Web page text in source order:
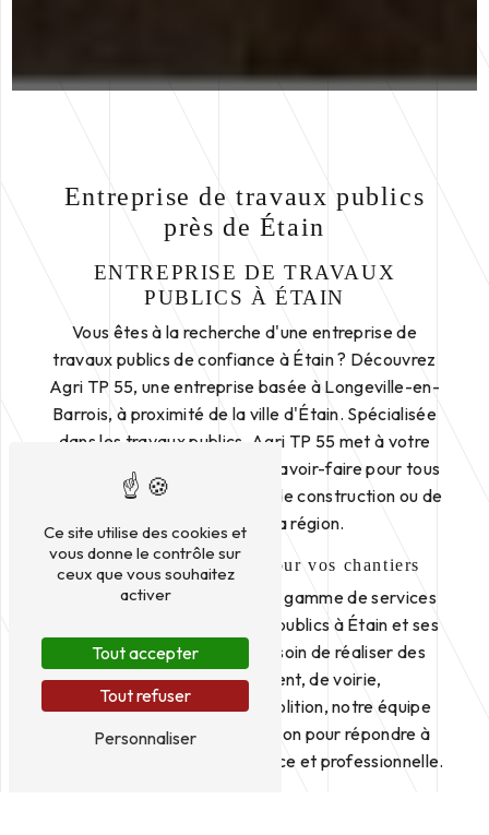
Entreprise de travaux publics
près de Étain
ENTREPRISE DE TRAVAUX
PUBLICS À ÉTAIN
Vous êtes à la recherche d'une entreprise de
travaux publics de confiance à Étain ? Découvrez
Agri TP 55, une entreprise basée à Longeville-en-
Barrois, à proximité de la ville d'Étain. Spécialisée
dans les travaux publics, Agri TP 55 met à votre
service son expertise et son savoir-faire pour tous
vos projets d'aménagement, de construction ou de
rénovation dans la région.
Des services complets pour vos chantiers
Agri TP 55 propose une large gamme de services
dans le domaine des travaux publics à Étain et ses
environs. Que vous ayez besoin de réaliser des
travaux de terrassement, de voirie,
d'assainissement ou de démolition, notre équipe
qualifiée est à votre disposition pour répondre à
vos besoins de manière efficace et professionnelle.
Ce site utilise des cookies et
vous donne le contrôle sur
ceux que vous souhaitez
activer
Tout accepter
Tout refuser
Personnaliser